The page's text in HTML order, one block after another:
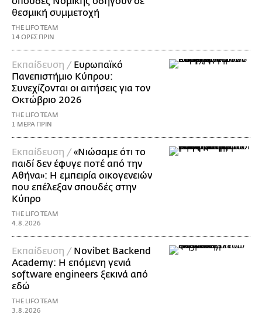
θεσμική συμμετοχή
THE LIFO TEAM
14 ΩΡΕΣ ΠΡΙΝ
Εκπαίδευση / Ευρωπαϊκό
Πανεπιστήμιο Κύπρου:
Συνεχίζονται οι αιτήσεις για τον
Οκτώβριο 2026
THE LIFO TEAM
1 ΜΕΡΑ ΠΡΙΝ
Εκπαίδευση /«Νιώσαμε ότι το
παιδί δεν έφυγε ποτέ από την
Αθήνα»: Η εμπειρία οικογενειών
που επέλεξαν σπουδές στην
Κύπρο
THE LIFO TEAM
4.8.2026
Εκπαίδευση / Novibet Backend
Academy: Η επόμενη γενιά
software engineers ξεκινά από
εδώ
THE LIFO TEAM
3.8.2026